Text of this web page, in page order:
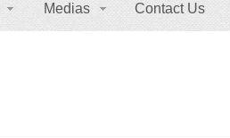
Medias Contact Us